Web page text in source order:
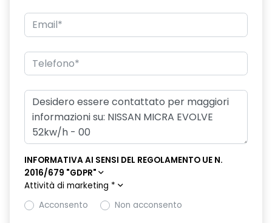
INFORMATIVA AI SENSI DEL REGOLAMENTO UE N.
2016/679 "GDPR"
Attività di marketing *
Acconsento
Non acconsento